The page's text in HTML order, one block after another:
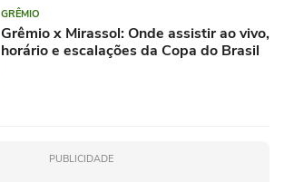
GRÊMIO
Grêmio x Mirassol: Onde assistir ao vivo,
horário e escalações da Copa do Brasil
PUBLICIDADE